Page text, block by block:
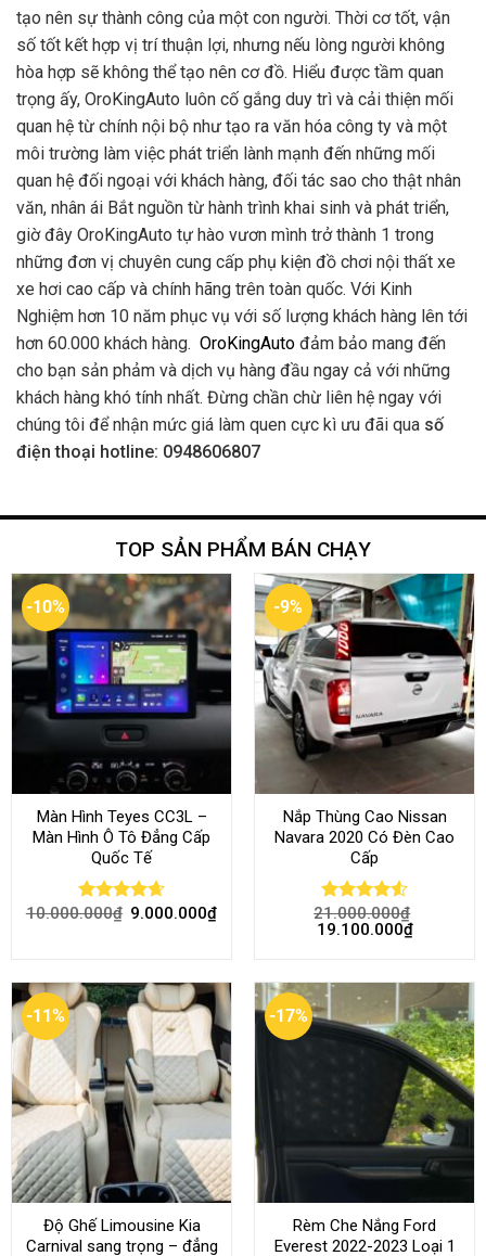
tạo nên sự thành công của một con người. Thời cơ tốt, vận
số tốt kết hợp vị trí thuận lợi, nhưng nếu lòng người không
hòa hợp sẽ không thể tạo nên cơ đồ. Hiểu được tầm quan
trọng ấy, OroKingAuto luôn cố gắng duy trì và cải thiện mối
quan hệ từ chính nội bộ như tạo ra văn hóa công ty và một
môi trường làm việc phát triển lành mạnh đến những mối
quan hệ đối ngoại với khách hàng, đối tác sao cho thật nhân
văn, nhân ái Bắt nguồn từ hành trình khai sinh và phát triển,
giờ đây OroKingAuto tự hào vươn mình trở thành 1 trong
những đơn vị chuyên cung cấp phụ kiện đồ chơi nội thất xe
xe hơi cao cấp và chính hãng trên toàn quốc. Với Kinh
Nghiệm hơn 10 năm phục vụ với số lượng khách hàng lên tới
hơn 60.000 khách hàng. OroKingAuto đảm bảo mang đến
cho bạn sản phảm và dịch vụ hàng đầu ngay cả với những
khách hàng khó tính nhất. Đừng chần chừ liên hệ ngay với
chúng tôi để nhận mức giá làm quen cực kì ưu đãi qua số
điện thoại hotline: 0948606807
TOP SẢN PHẨM BÁN CHẠY
-10%
Màn Hình Teyes CC3L –
Màn Hình Ô Tô Đẳng Cấp
Quốc Tế
Rated 4.68
10.000.000₫ 9.000.000₫
-9%
Nắp Thùng Cao Nissan
Navara 2020 Có Đèn Cao
Cấp
Rated4.52
out of 5
21.000.000₫
19.100.000₫
-11%
Độ Ghế Limousine Kia
Carnival sang trọng – đẳng
-17%
Rèm Che Nắng Ford
Everest 2022-2023 Loại 1